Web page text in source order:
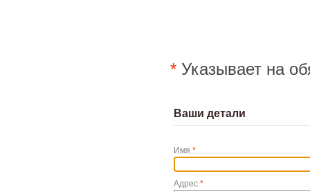
* Указывает на
Ваши детали
Имя *
Адрес *